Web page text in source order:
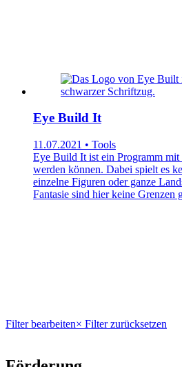
Eye Build It
11.07.2021 • Tools
Eye Build It ist ein Programm
werden können. Dabei spielt es
einzelne Figuren oder ganze
Fantasie sind hier keine Grenzen
Filter bearbeiten× Filter zurücksetzen